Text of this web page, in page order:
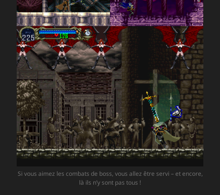
Si vous aimez les combats de boss, vous allez être servi – et encore,
là ils n’y sont pas tous !